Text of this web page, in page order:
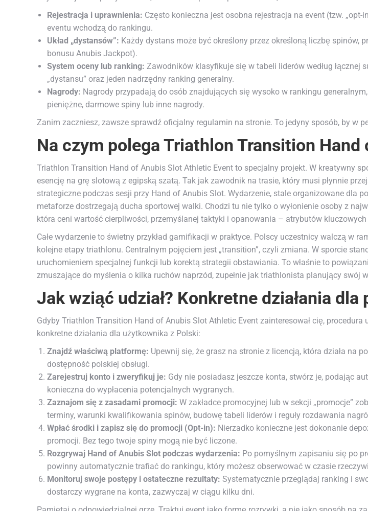
Rejestracja i uprawnienia: Często konieczna jest osobna rejestracja na event (tzw.
eventu wchodzą do rankingu.
Układ „dystansów”: Każdy dystans może być określony przez określoną liczbę spinów,
bonusu Anubis Jackpot).
System oceny lub ranking: Zawodników klasyfikuje się w tabeli liderów według
„dystansu” oraz jeden nadrzędny ranking generalny.
Nagrody: Nagrody przypadają do osób znajdujących się wysoko w rankingu
pieniężne, darmowe spiny lub inne nagrody.
Zanim zaczniesz, zawsze sprawdź oficjalny regulamin na stronie. To jedyny sposób, by w
Na czym polega Triathlon Transition
Triathlon Transition Hand of Anubis Slot Athletic Event to specjalny projekt. W kreatywny
esencję na grę slotową z egipską szatą. Tak jak zawodnik na trasie, który musi płynnie
strategiczne podczas sesji przy Hand of Anubis Slot. Wydarzenie, stale organizowane dla
metaforze dostrzegają ducha sportowej walki. Chodzi tu nie tylko o wyłonienie osoby z
która ceni wartość cierpliwości, przemyślanej taktyki i opanowania – atrybutów
Całe wydarzenie to świetny przykład gamifikacji w praktyce. Polscy uczestnicy walczą w
kolejne etapy triathlonu. Centralnym pojęciem jest „transition”, czyli zmiana. W sporcie
uruchomieniem specjalnej funkcji lub korektą strategii obstawiania. To właśnie to
zmuszające do myślenia o kilka ruchów naprzód, zupełnie jak triathlonista planujący swój
Jak wziąć udział? Konkretne działania
Gdyby Triathlon Transition Hand of Anubis Slot Athletic Event zainteresował cię,
konkretne działania dla użytkownika z Polski:
Znajdź właściwą platformę: Upewnij się, że grasz na stronie z licencją, która działa na
dostępność polskiej obsługi.
Zarejestruj konto i zweryfikuj je: Gdy nie posiadasz jeszcze konta, stwórz je, podając
konieczna do wypłacenia potencjalnych wygranych.
Zaznajom się z zasadami promocji: W zakładce promocyjnej lub w sekcji „promocje”
terminy, warunki kwalifikowania spinów, budowę tabeli liderów i reguły rozdawania
Wpłać środki i zapisz się do promocji (Opt-in): Nierzadko konieczne jest dokonanie
promocji. Bez tego twoje spiny mogą nie być liczone.
Rozgrywaj Hand of Anubis Slot podczas wydarzenia: Po pomyślnym zapisaniu się po
powinny automatycznie trafiać do rankingu, który możesz obserwować w czasie
Monitoruj swoje postępy i ostateczne rezultaty: Systematycznie przeglądaj ranking i
dostarczy wygrane na konta, zazwyczaj w ciągu kilku dni.